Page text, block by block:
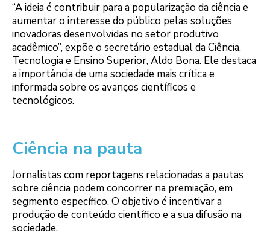
“A ideia é contribuir para a popularização da ciência e
aumentar o interesse do público pelas soluções
inovadoras desenvolvidas no setor produtivo
acadêmico”, expõe o secretário estadual da Ciência,
Tecnologia e Ensino Superior, Aldo Bona. Ele destaca
a importância de uma sociedade mais crítica e
informada sobre os avanços científicos e
tecnológicos.
Ciência na pauta
Jornalistas com reportagens relacionadas a pautas
sobre ciência podem concorrer na premiação, em
segmento específico. O objetivo é incentivar a
produção de conteúdo científico e a sua difusão na
sociedade.